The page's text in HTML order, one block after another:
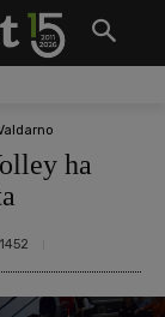
ha
1452